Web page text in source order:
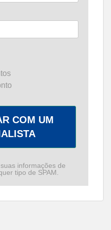
COM UM
informações de
tipo de SPAM.